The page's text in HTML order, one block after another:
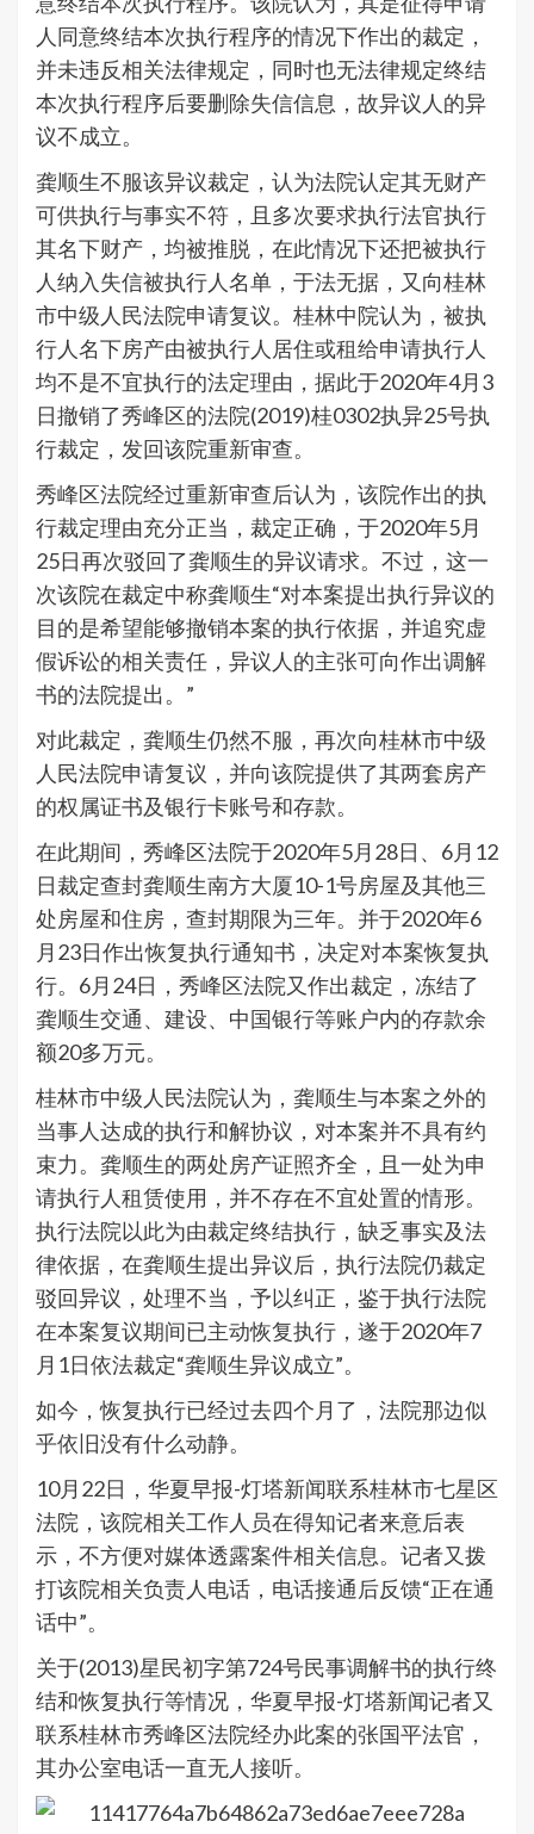
人同意终结本次执行程序的情况下作出的裁定，
并未违反相关法律规定，同时也无法律规定终结
本次执行程序后要删除失信信息，故异议人的异
议不成立。
龚顺生不服该异议裁定，认为法院认定其无财产
可供执行与事实不符，且多次要求执行法官执行
其名下财产，均被推脱，在此情况下还把被执行
人纳入失信被执行人名单，于法无据，又向桂林
市中级人民法院申请复议。桂林中院认为，被执
行人名下房产由被执行人居住或租给申请执行人
均不是不宜执行的法定理由，据此于2020年4月3
日撤销了秀峰区的法院(2019)桂0302执异25号执
行裁定，发回该院重新审查。
秀峰区法院经过重新审查后认为，该院作出的执
行裁定理由充分正当，裁定正确，于2020年5月
25日再次驳回了龚顺生的异议请求。不过，这一
次该院在裁定中称龚顺生“对本案提出执行异议的
目的是希望能够撤销本案的执行依据，并追究虚
假诉讼的相关责任，异议人的主张可向作出调解
书的法院提出。”
对此裁定，龚顺生仍然不服，再次向桂林市中级
人民法院申请复议，并向该院提供了其两套房产
的权属证书及银行卡账号和存款。
在此期间，秀峰区法院于2020年5月28日、6月12
日裁定查封龚顺生南方大厦10-1号房屋及其他三
处房屋和住房，查封期限为三年。并于2020年6
月23日作出恢复执行通知书，决定对本案恢复执
行。6月24日，秀峰区法院又作出裁定，冻结了
龚顺生交通、建设、中国银行等账户内的存款余
额20多万元。
桂林市中级人民法院认为，龚顺生与本案之外的
当事人达成的执行和解协议，对本案并不具有约
束力。龚顺生的两处房产证照齐全，且一处为申
请执行人租赁使用，并不存在不宜处置的情形。
执行法院以此为由裁定终结执行，缺乏事实及法
律依据，在龚顺生提出异议后，执行法院仍裁定
驳回异议，处理不当，予以纠正，鉴于执行法院
在本案复议期间已主动恢复执行，遂于2020年7
月1日依法裁定“龚顺生异议成立”。
如今，恢复执行已经过去四个月了，法院那边似
乎依旧没有什么动静。
10月22日，华夏早报-灯塔新闻联系桂林市七星区
法院，该院相关工作人员在得知记者来意后表
示，不方便对媒体透露案件相关信息。记者又拨
打该院相关负责人电话，电话接通后反馈“正在通
话中”。
关于(2013)星民初字第724号民事调解书的执行终
结和恢复执行等情况，华夏早报-灯塔新闻记者又
联系桂林市秀峰区法院经办此案的张国平法官，
其办公室电话一直无人接听。